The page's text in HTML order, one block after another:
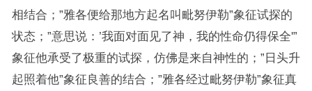
相结合；”雅各便给那地方起名叫毗努伊勒”象征试探的
状态；”意思说：’我面对面见了神，我的性命仍得保全'”
象征他承受了极重的试探，仿佛是来自神性的；”日头升
起照着他”象征良善的结合；”雅各经过毗努伊勒”象征真